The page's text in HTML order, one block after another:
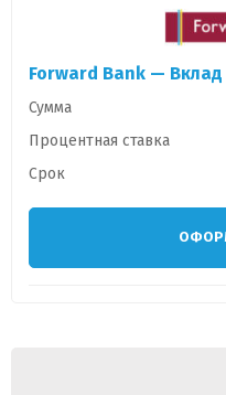
Forward Bank —
Сумма
Процентная ставка
Срок